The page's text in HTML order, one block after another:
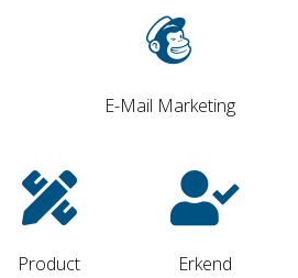
E-Mail Marketing
Product
Erkend